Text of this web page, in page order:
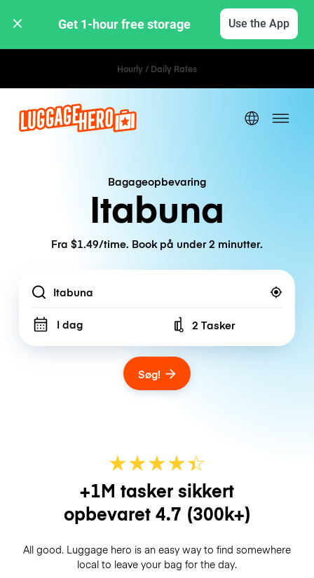
Get 1-hour free storage Use the App
Hourly / Daily Rates
Bagageopbevaring
Itabuna
Fra $1.49/time. Book på under 2 minutter.
Location
I dag Number of bags
2 Tasker
Søg!
★★★★☆
★
+1M tasker sikkert
opbevaret 4.7 (300k+)
All good. Luggage hero is an easy way to find somewhere
local to leave your bag for the day.